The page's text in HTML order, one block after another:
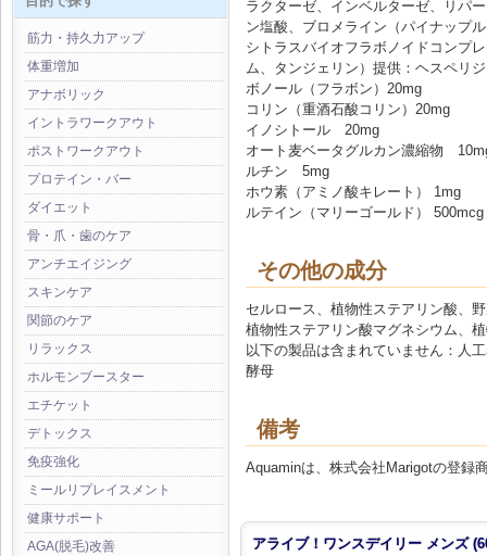
筋力・持久力アップ
体重増加
アナボリック
イントラワークアウト
ポストワークアウト
プロテイン・バー
ダイエット
骨・爪・歯のケア
アンチエイジング
スキンケア
関節のケア
リラックス
ホルモンブースター
エチケット
デトックス
免疫強化
ミールリプレイスメント
健康サポート
AGA(脱毛)改善
ラクターゼ、インベルターゼ、リパ
ン塩酸、ブロメライン（パイナップ
シトラスバイオフラボノイドコンプ
ム、タンジェリン）提供：ヘスペリ
ボノール（フラボン）20mg
コリン（重酒石酸コリン）20mg
イノシトール 20mg
オート麦ベータグルカン濃縮物
ルチン 5mg
ホウ素（アミノ酸キレート） 1mg
ルテイン（マリーゴールド） 500mcg
その他の成分
セルロース、植物性ステアリン酸、
植物性ステアリン酸マグネシウム、
以下の製品は含まれていません：人
酵母
備考
Aquaminは、株式会社Marigotの登録
アライブ！ワンスデイリー メンズ